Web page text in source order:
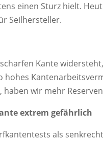
einen Sturz hielt.
Seilhersteller.
Kante
hohes
haben wir mehr
extrem gefährlich
als